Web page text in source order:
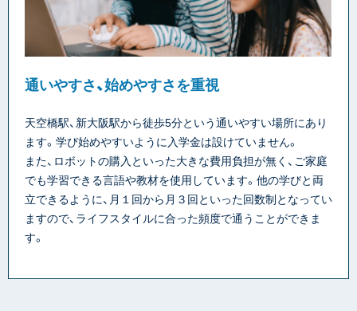
通いやすさ、始めやすさを重視
天空橋駅、新大阪駅から徒歩5分という通いやすい場所にあり
ます。学び始めやすいように入学金は設けていません。
また、ロボットの購入といった大きな費用負担が無く、ご家庭
でも学習できる言語や教材を使用しています。他の学びと両
立できるように、月１回から月３回といった回数制となってい
ますので、ライフスタイルに合った頻度で通うことができま
す。